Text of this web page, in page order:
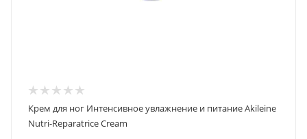
Крем для ног Интенсивное увлажнение и питание Akileine
Nutri-Reparatrice Cream